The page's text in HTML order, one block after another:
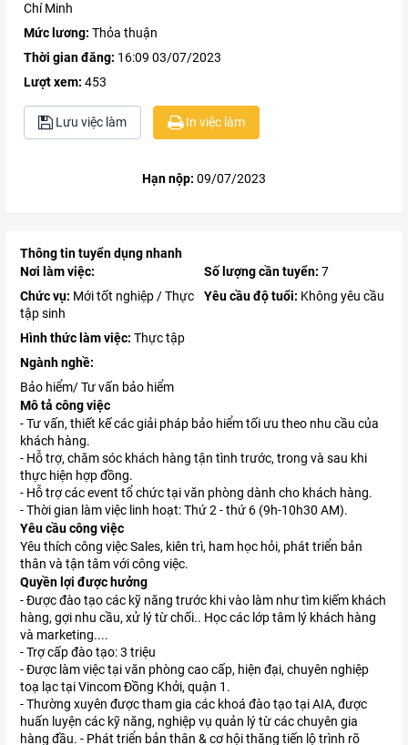
Chí Minh
Mức lương: Thỏa thuận
Thời gian đăng: 16:09 03/07/2023
Lượt xem: 453
Lưu việc làm In việc làm
Hạn nộp: 09/07/2023
Thông tin tuyển dụng nhanh
Nơi làm việc:
Chức vụ: Mới tốt nghiệp / Thực
tập sinh
Hình thức làm việc: Thực tập
Số lượng cần tuyển: 7
Yêu cầu độ tuổi: Không yêu cầu
Ngành nghề:
Bảo hiểm/ Tư vấn bảo hiểm
Mô tả công việc
- Tư vấn, thiết kế các giải pháp bảo hiểm tối ưu theo nhu cầu của
khách hàng.
- Hỗ trợ, chăm sóc khách hàng tận tình trước, trong và sau khi
thực hiện hợp đồng.
- Hỗ trợ các event tổ chức tại văn phòng dành cho khách hàng.
- Thời gian làm việc linh hoạt: Thứ 2 - thứ 6 (9h-10h30 AM).
Yêu cầu công việc
Yêu thích công việc Sales, kiên trì, ham học hỏi, phát triển bản
thân và tận tâm với công việc.
Quyền lợi được hưởng
- Được đào tạo các kỹ năng trước khi vào làm như tìm kiếm khách
hàng, gợi nhu cầu, xử lý từ chối.. Học các lớp tâm lý khách hàng
và marketing....
- Trợ cấp đào tạo: 3 triệu
- Được làm việc tại văn phòng cao cấp, hiện đại, chuyên nghiệp
toạ lạc tại Vincom Đồng Khởi, quận 1.
- Thường xuyên được tham gia các khoá đào tạo tại AIA, được
huấn luyện các kỹ năng, nghiệp vụ quản lý từ các chuyên gia
hàng đầu. - Phát triển bản thân & cơ hội thăng tiến lộ trình rõ